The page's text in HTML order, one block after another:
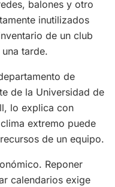
balones y otro
inutilizados
de un club
tarde.
de
de la Universidad de
lo explica con
extremo puede
de un equipo.
Reponer
calendarios exige